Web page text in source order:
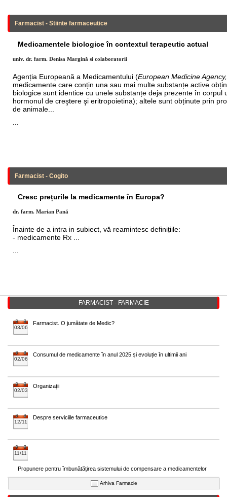
Farmacist - Stiinte farmaceutice
Medicamentele biologice în contextul terapeutic actual
univ. dr. farm. Denisa Margină si colaboratorii
Agenția Europeană a Medicamentului (European Medicine
medicamente care conțin una sau mai multe substanțe active
biologice sunt identice cu unele substanțe deja prezente în
hormonul de creştere şi eritropoietina); altele sunt obținute prin
de animale...
Farmacist - Cogito
Cresc prețurile la medicamente în Europa?
dr. farm. Marian Pană
Înainte de a intra in subiect, vă reamintesc definițiile:
- medicamente Rx ...
FARMACIST - FARMACIE
03/06
Farmacist. O jumătate de Medic?
02/06
Consumul de medicamente în anul 2025 și evoluție în ultimii ani
02/03
Organizații
12/11
Despre serviciile farmaceutice
11/11
Propunere pentru îmbunătățirea sistemului de compensare a medicamentelor
Arhiva Farmacie